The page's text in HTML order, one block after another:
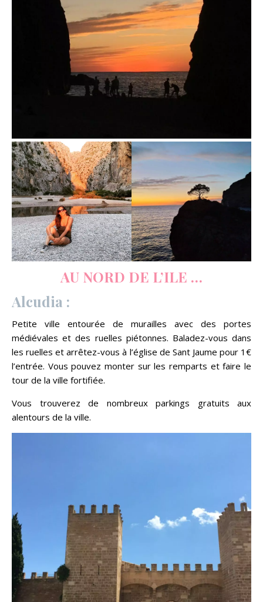
AU NORD DE L’ILE …
Alcudia :
Petite ville entourée de murailles avec des portes
médiévales et des ruelles piétonnes. Baladez-vous dans
les ruelles et arrêtez-vous à l’église de Sant Jaume pour 1€
l’entrée. Vous pouvez monter sur les remparts et faire le
tour de la ville fortifiée.
Vous trouverez de nombreux parkings gratuits aux
alentours de la ville.